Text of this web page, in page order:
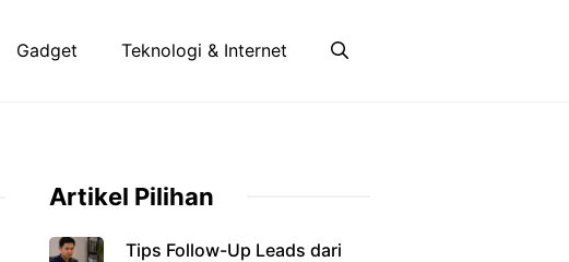
Gadget Teknologi & Internet
Artikel Pilihan
Tips Follow-Up Leads dari